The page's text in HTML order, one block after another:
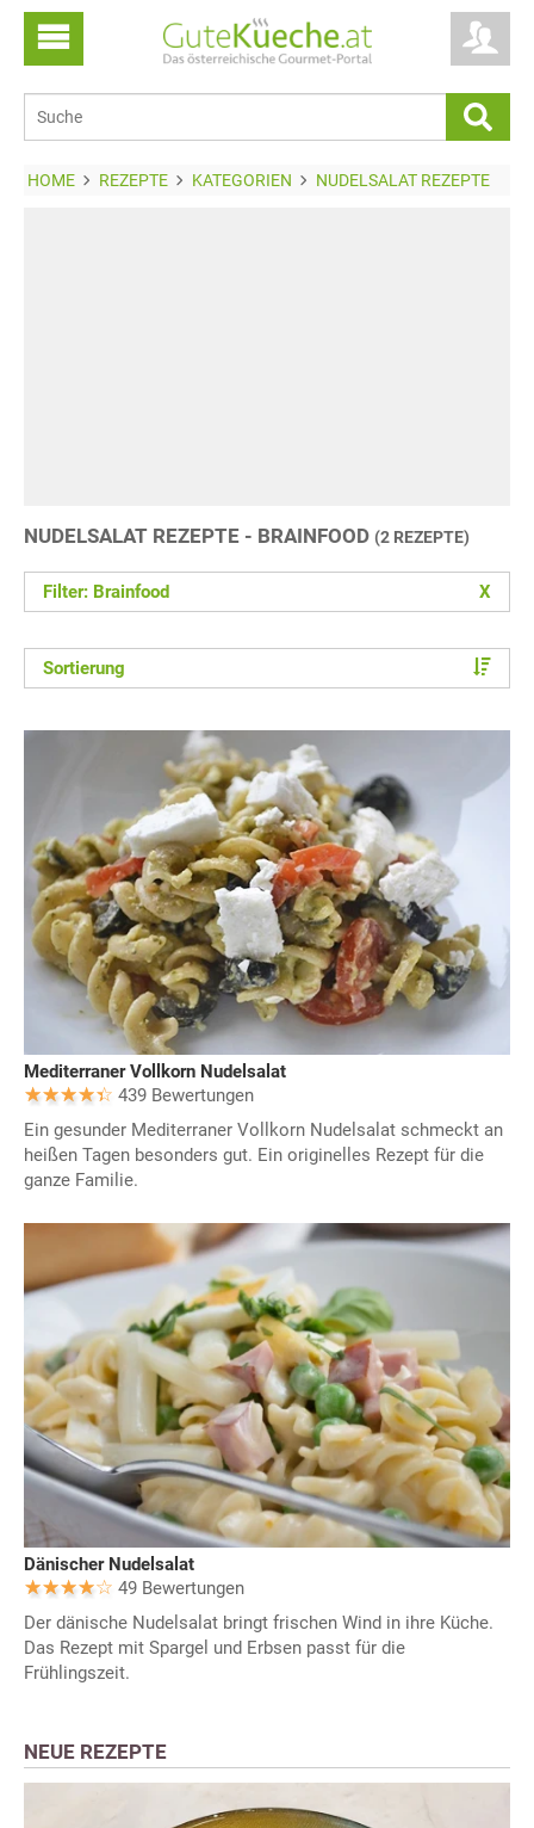
HOME REZEPTE KATEGORIEN NUDELSALAT REZEPTE
NUDELSALAT REZEPTE - BRAINFOOD (2 REZEPTE)
Filter: Brainfood X
Sortierung
Mediterraner Vollkorn Nudelsalat
439 Bewertungen
Ein gesunder Mediterraner Vollkorn Nudelsalat schmeckt an
heißen Tagen besonders gut. Ein originelles Rezept für die
ganze Familie.
Dänischer Nudelsalat
49 Bewertungen
Der dänische Nudelsalat bringt frischen Wind in ihre Küche.
Das Rezept mit Spargel und Erbsen passt für die
Frühlingszeit.
NEUE REZEPTE